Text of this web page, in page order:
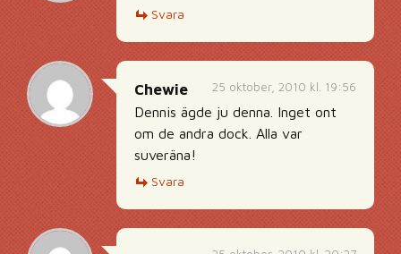
Svara
25 oktober, 2010 kl. 19:56
Chewie
Dennis ägde ju denna. Inget ont
om de andra dock. Alla var
suveräna!
Svara